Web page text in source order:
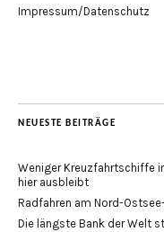
Impressum/Datenschutz
NEUESTE BEITRÄGE
Weniger Kreuzfahrtschiffe
hier ausbleibt
Radfahren am Nord-
Die längste Bank der Welt